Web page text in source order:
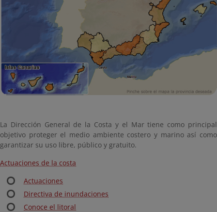
La Dirección General de la Costa y el Mar tiene como principal
objetivo proteger el medio ambiente costero y marino así como
garantizar su uso libre, público y gratuito.
Actuaciones de la costa
Actuaciones
Directiva de inundaciones
Conoce el litoral